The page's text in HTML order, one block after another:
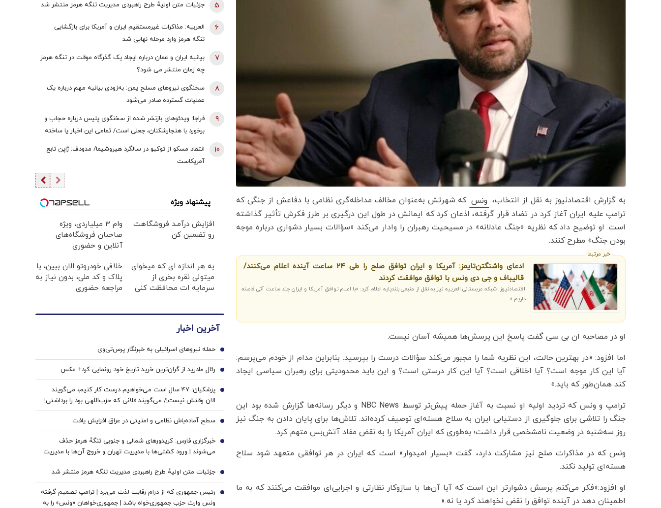
به گزارش اقتصادنیوز به نقل از انتخاب، ونس که شهرتش به‌عنوان مخالف مداخله‌گری نظامی با دفاعش از جنگی که
ترامپ علیه ایران آغاز کرد در تضاد قرار گرفته، اذعان کرد که ایمانش در طول این درگیری بر طرز فکرش تأثیر گذاشته
است. او توضیح داد که نظریه «جنگ عادلانه» در مسیحیت رهبران را وادار می‌کند «سؤالات بسیار دشواری درباره موجه
بودن جنگ» مطرح کنند.
خبر مرتبط
ادعای واشنگتن‌تایمز: آمریکا و ایران توافق صلح را طی ۲۴ ساعت آینده اعلام می‌کنند/
قالیباف و جی دی ونس با توافق موافقت کردند
اقتصادنیوز: شبکه عربستانی العربیه نیز به نقل از منبعی بلندپایه اعلام کرد: «با اعلام توافق آمریکا و ایران چند ساعت آتی فاصله
داریم.»
او در مصاحبه ان بی سی گفت پاسخ این پرسش‌ها همیشه آسان نیست.
اما افزود: «در بهترین حالت، این نظریه شما را مجبور می‌کند سؤالات درست را بپرسید. بنابراین مدام از خودم می‌پرسم:
آیا این کار موجه است؟ آیا اخلاقی است؟ آیا این کار درستی است؟ و این باید محدودیتی برای رهبران سیاسی ایجاد
کند همان‌طور که باید.»
ترامپ و ونس که تردید اولیه او نسبت به آغاز حمله پیش‌تر توسط NBC News و دیگر رسانه‌ها گزارش شده بود این
جنگ را تلاشی برای جلوگیری از دستیابی ایران به سلاح هسته‌ای توصیف کرده‌اند. تلاش‌ها برای پایان دادن به جنگ نیز
روز سه‌شنبه در وضعیت نامشخصی قرار داشت؛ به‌طوری که ایران آمریکا را به نقض مفاد آتش‌بس متهم کرد.
ونس که در مذاکرات صلح نیز مشارکت دارد، گفت «بسیار امیدوار» است که ایران در هر توافقی متعهد شود سلاح
هسته‌ای تولید نکند.
او افزود:«فکر می‌کنم پرسش دشوارتر این است که آیا آن‌ها با سازوکار نظارتی و اجرایی‌ای موافقت می‌کنند که به ما
اطمینان دهد در آینده توافق را نقض نخواهند کرد یا نه.»
جزئیات متن اولیۀ طرح راهبردی مدیریت تنگه هرمز منتشر شد 5
العربیه: مذاکرات غیرمستقیم ایران و آمریکا برای بازگشایی
تنگه هرمز وارد مرحله نهایی شد
6
بیانیه ایران و عمان درباره ایجاد یک گذرگاه موقت در تنگه هرمز
چه زمان منتشر می شود؟
7
سخنگوی نیروهای مسلح یمن: به‌زودی بیانیه مهم درباره یک
عملیات گسترده صادر می‌شود
8
فراجا: ویدئوهای بازنشر شده از سخنگوی پلیس درباره حجاب و
برخورد با هنجارشکنان، جعلی است/ تمامی این اخبار یا ساخته
هوش مصنوعی هستند یا به گذشته تعلق دارند
9
انتقاد مسکو از توکیو در سالگرد هیروشیما/ مدودف: ژاپن تابع
آمریکاست
10
پیشنهاد ویژه
افزایش درآمـد فروشگاهت
رو تضمین کن
وام ۳ میلیاردی، ویژه
صاحبان فروشگاه‌های
آنلاین و حضوری
به هر اندازه ای که میخوای
میتونی نقره بخری از
سرمایه ات محافظت کنی
خلافی خودروتو الان ببین، با
پلاک و کد ملی، بدون نیاز به
مراجعه حضوری
آخرین اخبار
حمله نیروهای اسرائیلی به خبرنگار پرس‌تی‌وی 1
رئال مادرید از گران‌ترین خرید تاریخ خود رونمایی کرد+ عکس 2
پزشکیان: ۴۷ سال است می‌خواهیم درست کار کنیم، می‌گویند
الان وقتش نیست!/ می‌گویند فلانی که حزب‌اللهی بود را برداشتی!
+ فیلم
3
سطح آماده‌باش نظامی و امنیتی در عراق افزایش یافت 4
خبرگزاری فارس: کریدورهای شمالی و جنوبی تنگۀ هرمز حذف
می‌شوند | ورود کشتی‌ها با مدیریت تهران و خروج آن‌ها با مدیریت
مشترک تهران و مسقط خواهد بود | عوارض برای گذر از تنگه در
قالب بهای خدمات است
5
جزئیات متن اولیۀ طرح راهبردی مدیریت تنگه هرمز منتشر شد 6
رئیس جمهوری که از درام رقابت لذت می‌برد | ترامپ تصمیم گرفته
ونس وارث حزب جمهوری‌خواه باشد | جمهوری‌خواهان «ونس» را به
7